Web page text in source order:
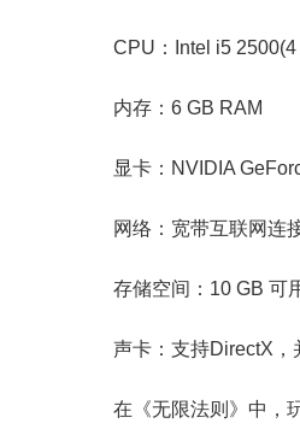
CPU：Intel i5 2500(4
内存：6 GB RAM
显卡：NVIDIA
网络：宽带互联网连
存储空间：10 GB 可
声卡：支持DirectX，
在《无限法则》中，玩